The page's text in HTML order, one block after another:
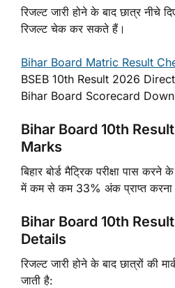
रिजल्ट जारी होने के बाद छात्र नीचे
रिजल्ट चेक कर सकते हैं।
Bihar Board Matric Result
BSEB 10th Result 2026
Bihar Board Scorecard
Bihar Board 10th
Marks
बिहार बोर्ड मैट्रिक परीक्षा पास करने
में कम से कम 33% अंक प्राप्त करना
Bihar Board 10th
Details
रिजल्ट जारी होने के बाद छात्रों की
जाती है: